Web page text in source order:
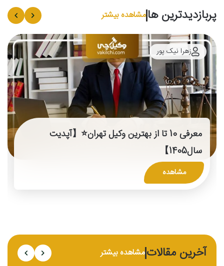
پربازدیدترین هامشاهده بیشتر
زهرا نیک پور
معرفی 10 تا از بهترین وکیل تهران⭐【آپدیت
سال1405】
مشاهده
آخرین مقالاتمشاهده بیشتر